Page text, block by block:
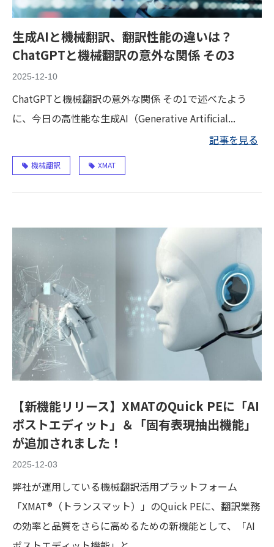
生成AIと機械翻訳、翻訳性能の違いは？
ChatGPTと機械翻訳の意外な関係 その3
2025-12-10
ChatGPTと機械翻訳の意外な関係 その1で述べたよう
に、今日の高性能な生成AI（Generative Artificial...
記事を見る
機械翻訳 XMAT
【新機能リリース】XMATのQuick PEに「AI
ポストエディット」＆「固有表現抽出機能」
が追加されました！
2025-12-03
弊社が運用している機械翻訳活用プラットフォーム
「XMAT®（トランスマット）」のQuick PEに、翻訳業務
の効率と品質をさらに高めるための新機能として、「AI